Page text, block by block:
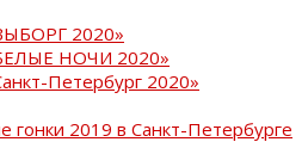
2020»
НОЧИ 2020»
Петербург 2020»
гонки 2019 в Санкт-Петербурге